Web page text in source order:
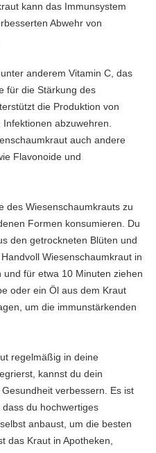
kann das Immunsystem
Abwehr von
anderem Vitamin C, das
für die Stärkung des
die Produktion von
abzuwehren.
auch andere
Flavonoide und
des Wiesenschaumkrauts zu
Formen konsumieren. Du
den getrockneten Blüten und
Wiesenschaumkraut in
für etwa 10 Minuten ziehen
oder ein Öl aus dem Kraut
um die immunstärkenden
regelmäßig in deine
kannst du dein
verbessern. Es ist
du hochwertiges
anbaust, um die besten
das Kraut in Apotheken,